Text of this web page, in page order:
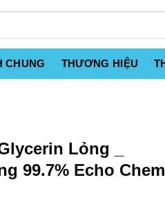
CHUNG THƯƠNG HIỆU
Lỏng _
99.7% Echo Chem